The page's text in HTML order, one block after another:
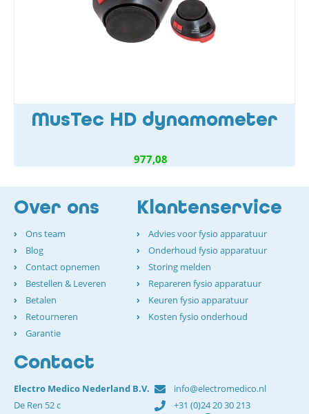
MusTec HD dynamometer
977,08
Over ons
Ons team
Blog
Contact opnemen
Bestellen & Leveren
Betalen
Retourneren
Garantie
Klantenservice
Advies voor fysio apparatuur
Onderhoud fysio apparatuur
Storing melden
Repareren fysio apparatuur
Keuren fysio apparatuur
Kosten fysio onderhoud
Contact
Electro Medico Nederland B.V.
De Ren 52 c
info@electromedico.nl
+31 (0)24 20 30 213